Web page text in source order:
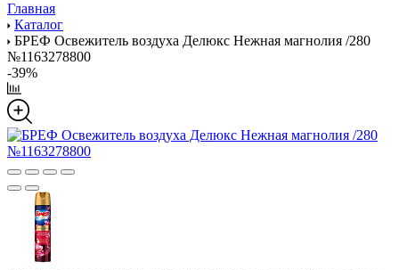
Главная
Каталог
БРЕФ Освежитель воздуха Делюкс Нежная магнолия /280
№1163278800
-39%